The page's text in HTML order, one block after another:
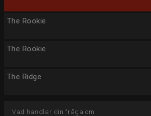
The Rookie
The Rookie
The Ridge
Vad handlar din fråga om